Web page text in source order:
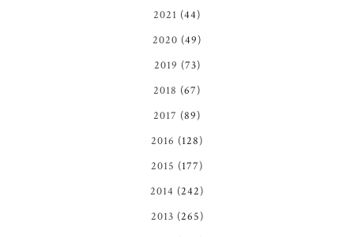
2021 (44)
2020 (49)
2019 (73)
2018 (67)
2017 (89)
2016 (128)
2015 (177)
2014 (242)
2013 (265)